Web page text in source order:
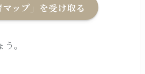
マップ」を受け取る
。